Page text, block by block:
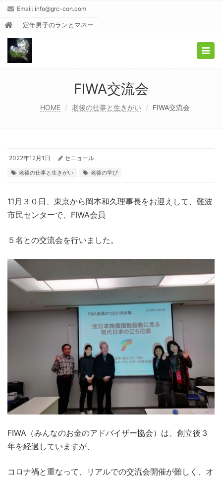
Email: info@grc-con.com
定年男子のランとマネー
FIWA交流会
HOME 老後の仕事と生きがい FIWA交流会
2022年12月1日 セニョール
老後の仕事と生きがい 老後の学び
11月３０日、東京から岡本和久理事長をお迎えして、難波
市民センターで、FIWA会員
５名との交流会を行いました。
FIWA（みんなのお金のアドバイザー協会）は、創立後３
年を経過していますが、
コロナ禍と重なって、リアルでの交流会開催が難しく、オ